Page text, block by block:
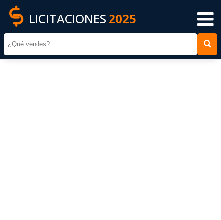
LICITACIONES 2025